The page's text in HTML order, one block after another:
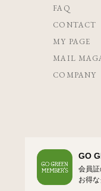
FAQ
CONTACT
MY PAGE
MAIL
COMPANY
GO
会員証
お得